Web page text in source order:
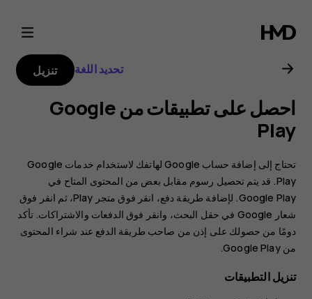
دليل
مستخدم
Nokia
G21
تحديد اللغة تنزيل
احصل على تطبيقات من Google
Play
تحتاج إلى إضافة حساب Google لهاتفك لاستخدام خدمات Google
Play. قد يتم تحصيل رسوم مقابل بعض من المحتوى المتاح في
Google Play. لإضافة طريقة دفع، انقر فوق
متجر Play
، ثم انقر فوق
شعار Google في حقل البحث، وانقر فوق
الدفعات والاشتراكات‬‏‫. تأكد
دومًا من حصولك على إذن من صاحب طريقة الدفع عند شراء المحتوى
من Google Play.
تنزيل التطبيقات